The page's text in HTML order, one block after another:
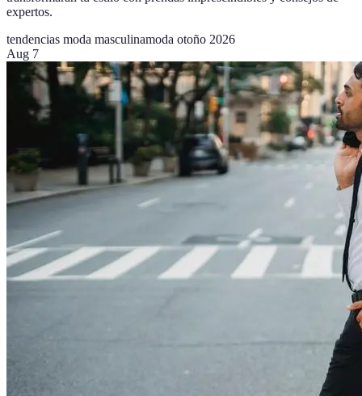
expertos.
tendencias moda masculinamoda otoño 2026
Aug 7